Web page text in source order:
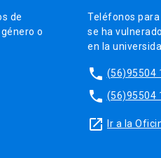
de
o
Teléfonos
se ha
en la
phone (56)95504
phone (56)95504
launch Ir a la